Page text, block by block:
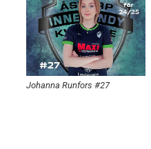
Johanna Runfors #27